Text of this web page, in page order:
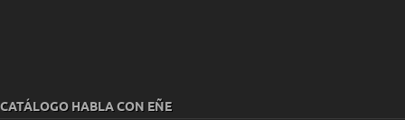
CATÁLOGO HABLA CON EÑE